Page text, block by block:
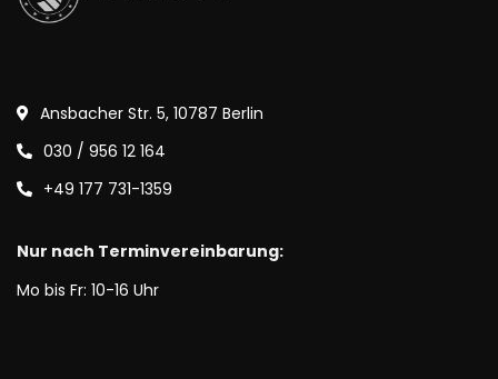
Ansbacher Str. 5, 10787 Berlin
030 / 956 12 164
+49 177 731-1359
Nur nach Terminvereinbarung:
Mo bis Fr: 10-16 Uhr